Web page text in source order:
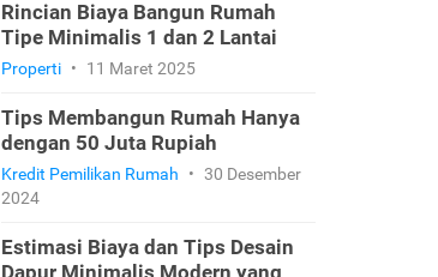
Rincian Biaya Bangun Rumah
Tipe Minimalis 1 dan 2 Lantai
Properti • 11 Maret 2025
Tips Membangun Rumah Hanya
dengan 50 Juta Rupiah
Kredit Pemilikan Rumah • 30 Desember
2024
Estimasi Biaya dan Tips Desain
Dapur Minimalis Modern yang